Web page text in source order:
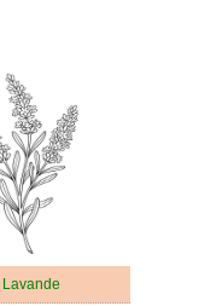
Lavande